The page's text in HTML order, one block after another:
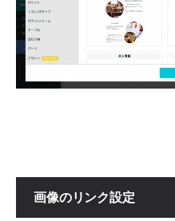
画像のリンク設定